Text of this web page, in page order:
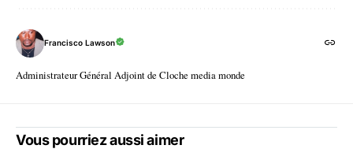
Francisco Lawson
Administrateur Général Adjoint de Cloche media monde
Vous pourriez aussi aimer